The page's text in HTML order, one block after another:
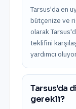
Tarsus'da en
bütçenize ve
olarak
teklifini
yardımcı
Tarsus'da
gerekli?